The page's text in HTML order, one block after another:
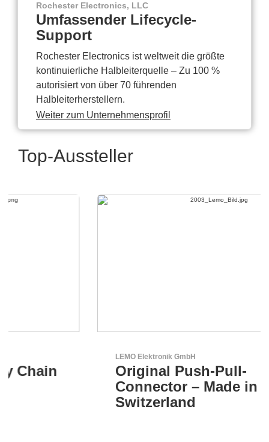
Rochester Electronics, LLC
Umfassender Lifecycle-
Support
Rochester Electronics ist weltweit die größte
kontinuierliche Halbleiterquelle – Zu 100 %
autorisiert von über 70 führenden
Halbleiterherstellern.
Weiter zum Unternehmensprofil
Top-Aussteller
LEMO Elektronik GmbH
Original Push-Pull-
Connector – Made in
Switzerland